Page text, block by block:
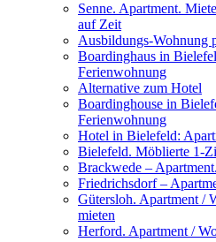
Senne. Apartment.
auf Zeit
Ausbildungs-Wohnung
Boardinghaus in
Ferienwohnung
Alternative zum Hotel
Boardinghouse in
Ferienwohnung
Hotel in Bielefeld:
Bielefeld. Möblierte 1-
Brackwede –
Friedrichsdorf –
Gütersloh. Apartment /
mieten
Herford. Apartment /